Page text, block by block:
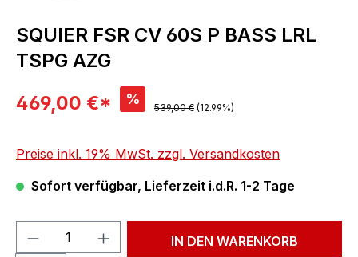
SQUIER FSR CV 60S P BASS LRL
TSPG AZG
Verkaufspreis:
469,00 €* % Regulärer Preis:
539,00 € (12.99%)
Preise inkl. 19% MwSt. zzgl. Versandkosten
Sofort verfügbar, Lieferzeit i.d.R. 1-2 Tage
Produkt Anzahl: Gib denIN DEN WARENKORB